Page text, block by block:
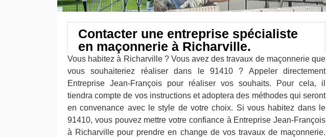
Contacter une entreprise spécialiste
en maçonnerie à Richarville.
Vous habitez à Richarville ? Vous avez des travaux de maçonnerie que
vous souhaiteriez réaliser dans le 91410 ? Appeler directement
Entreprise Jean-François pour réaliser vos souhaits. Pour cela, il
tiendra compte de vos instructions et adoptera des méthodes qui seront
en convenance avec le style de votre choix. Si vous habitez dans le
91410, vous pouvez mettre votre confiance à Entreprise Jean-François
à Richarville pour prendre en change de vos travaux de maçonnerie.